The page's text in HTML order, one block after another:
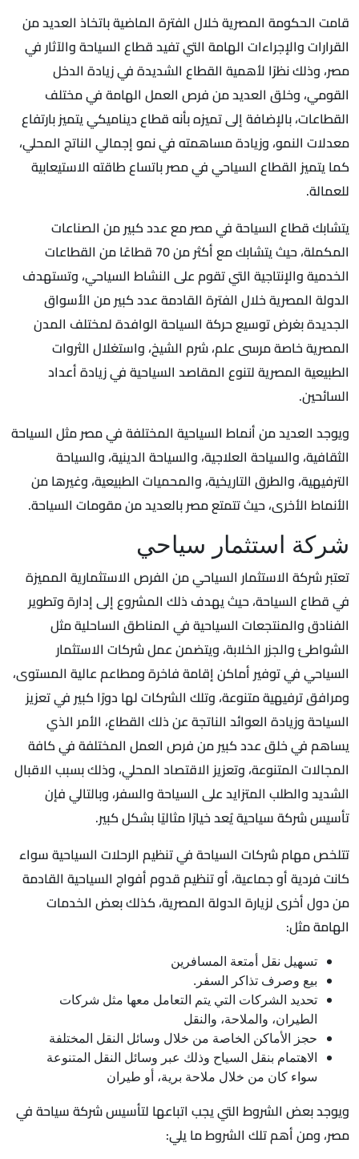
قامت الحكومة المصرية خلال الفترة الماضية باتخاذ العديد من
القرارات والإجراءات الهامة التي تفيد قطاع السياحة والآثار في
مصر، وذلك نظرًا لأهمية القطاع الشديدة في زيادة الدخل
القومي، وخلق العديد من فرص العمل الهامة في مختلف
القطاعات، بالإضافة إلى تميزه بأنه قطاع ديناميكي يتميز بارتفاع
معدلات النمو، وزيادة مساهمته في نمو إجمالي الناتج المحلي،
كما يتميز القطاع السياحي في مصر باتساع طاقته الاستيعابية
للعمالة.
يتشابك قطاع السياحة في مصر مع عدد كبير من الصناعات
المكملة، حيث يتشابك مع أكثر من 70 قطاعًا من القطاعات
الخدمية والإنتاجية التي تقوم على النشاط السياحي، وتستهدف
الدولة المصرية خلال الفترة القادمة عدد كبير من الأسواق
الجديدة بغرض توسيع حركة السياحة الوافدة لمختلف المدن
المصرية خاصة مرسى علم، شرم الشيخ، واستغلال الثروات
الطبيعية المصرية لتنوع المقاصد السياحية في زيادة أعداد
السائحين.
ويوجد العديد من أنماط السياحية المختلفة في مصر مثل السياحة
الثقافية، والسياحة العلاجية، والسياحة الدينية، والسياحة
الترفيهية، والطرق التاريخية، والمحميات الطبيعية، وغيرها من
الأنماط الأخرى، حيث تتمتع مصر بالعديد من مقومات السياحة.
شركة استثمار سياحي
تعتبر شركة الاستثمار السياحي من الفرص الاستثمارية المميزة
في قطاع السياحة، حيث يهدف ذلك المشروع إلى إدارة وتطوير
الفنادق والمنتجعات السياحية في المناطق الساحلية مثل
الشواطئ والجزر الخلابة، ويتضمن عمل شركات الاستثمار
السياحي في توفير أماكن إقامة فاخرة ومطاعم عالية المستوى،
ومرافق ترفيهية متنوعة، وتلك الشركات لها دورًا كبير في تعزيز
السياحة وزيادة العوائد الناتجة عن ذلك القطاع، الأمر الذي
يساهم في خلق عدد كبير من فرص العمل المختلفة في كافة
المجالات المتنوعة، وتعزيز الاقتصاد المحلي، وذلك بسبب الاقبال
الشديد والطلب المتزايد على السياحة والسفر، وبالتالي فإن
تأسيس شركة سياحية يُعد خيارًا مثاليًا بشكل كبير.
تتلخص مهام شركات السياحة في تنظيم الرحلات السياحية سواء
كانت فردية أو جماعية، أو تنظيم قدوم أفواج السياحية القادمة
من دول أخرى لزيارة الدولة المصرية، كذلك بعض الخدمات
الهامة مثل:
تسهيل نقل أمتعة المسافرين
بيع وصرف تذاكر السفر.
تحديد الشركات التي يتم التعامل معها مثل شركات
الطيران، والملاحة، والنقل
حجز الأماكن الخاصة من خلال وسائل النقل المختلفة
الاهتمام بنقل السياح وذلك عبر وسائل النقل المتنوعة
سواء كان من خلال ملاحة برية، أو طيران
ويوجد بعض الشروط التي يجب اتباعها لتأسيس شركة سياحة في
مصر، ومن أهم تلك الشروط ما يلي: